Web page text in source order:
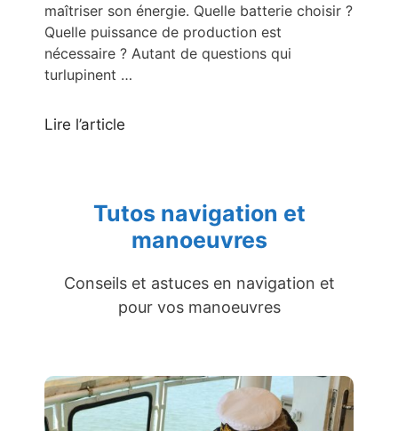
maîtriser son énergie. Quelle batterie choisir ?
Quelle puissance de production est
nécessaire ? Autant de questions qui
turlupinent …
Lire l’article
Tutos navigation et
manoeuvres
Conseils et astuces en navigation et
pour vos manoeuvres